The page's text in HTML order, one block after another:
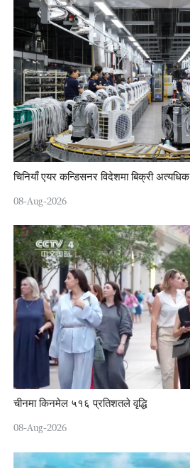
चिनियाँ एयर कन्डिसनर विदेशमा बिक्री अत्यधिक
08-Aug-2026
चीनमा किनमेल ५१६ प्रतिशतले वृद्धि
08-Aug-2026